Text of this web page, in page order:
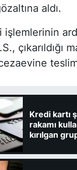
aldı.
işlemlerinin
çıkarıldığı
Kredi kartı
rakamı
kırılgan